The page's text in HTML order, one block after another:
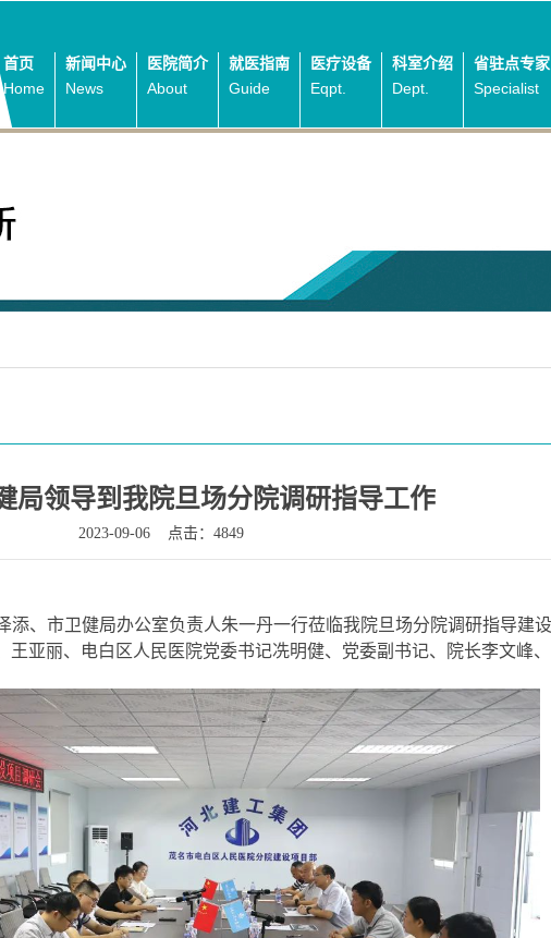
首页
Home
新闻中心
News
医院简介
About
就医指南
Guide
医疗设备
Eqpt.
科室介绍
Dept.
省驻点专家
Specialist
局领导到我院旦场分院调研指导工作
2023-09-06 点击：4849
添、市卫健局办公室负责人朱一丹一行莅临我院旦场分院调研指导建
亚丽、电白区人民医院党委书记冼明健、党委副书记、院长李文峰